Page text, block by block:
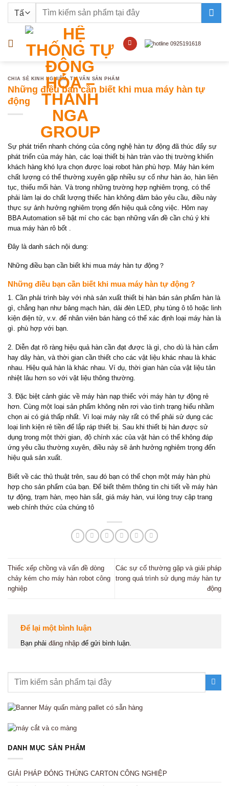
nội
Tìm
DANH MỤC SẢN PHẨM
GIẢI PHÁP ĐÓNG THÙNG CARTON CÔNG NGHIỆP
CHIA SẺ KINH NGHIỆM,TƯ VẤN SẢN PHẨM
Những điều bạn cần biết khi mua máy hàn tự
động
Sự phát triển nhanh chóng của công nghệ hàn tự động đã thúc đẩy sự
phát triển của máy hàn, các loại thiết bị hàn tràn vào thị trường khiến
khách hàng khó lựa chọn được loại robot hàn phù hợp. Máy hàn kém
chất lượng có thể thường xuyên gặp nhiều sự cố như hàn ảo, hàn liên
tục, thiếu mối hàn. Và trong những trường hợp nghiêm trọng, có thể
phải làm lại do chất lượng thiếc hàn không đảm bảo yêu cầu, điều này
thực sự ảnh hưởng nghiêm trọng đến hiệu quả công việc. Hôm nay
BBA Automation sẽ bật mí cho các bạn những vấn đề cần chú ý khi
mua máy hàn rô bốt .
Đây là danh sách nội dung:
Những điều bạn cần biết khi mua máy hàn tự động？
Những điều bạn cần biết khi mua máy hàn tự động？
1. Cần phải trình bày với nhà sản xuất thiết bị hàn bán sản phẩm hàn là
gì, chẳng hạn như bảng mạch hàn, dải đèn LED, phụ tùng ô tô hoặc linh
kiện điện tử, v.v. để nhân viên bán hàng có thể xác định loại máy hàn là
gì. phù hợp với bạn.
2. Diễn đạt rõ ràng hiệu quả hàn cần đạt được là gì, cho dù là hàn cắm
hay dây hàn, và thời gian cần thiết cho các vật liệu khác nhau là khác
nhau. Hiệu quả hàn là khác nhau. Ví dụ, thời gian hàn của vật liệu tản
nhiệt lâu hơn so với vật liệu thông thường.
3. Đặc biệt cảnh giác về máy hàn nạp thiếc với máy hàn tự động rẻ
hơn. Cùng một loại sản phẩm không nên rơi vào tình trạng hiểu nhầm
chọn ai có giá thấp nhất. Vì loại máy này rất có thể phải sử dụng các
loại linh kiện rẻ tiền để lắp ráp thiết bị. Sau khi thiết bị hàn được sử
dụng trong một thời gian, độ chính xác của vật hàn có thể không đáp
ứng yêu cầu thường xuyên, điều này sẽ ảnh hưởng nghiêm trọng đến
hiệu quả sản xuất.
Biết về các thủ thuật trên, sau đó bạn có thể chọn một máy hàn phù
hợp cho sản phẩm của bạn. Để biết thêm thông tin chi tiết về máy hàn
tự động, trạm hàn, mẹo hàn sắt, giá máy hàn, vui lòng truy cập trang
web chính thức của chúng tô
Thiếc xếp chồng và vấn đề dòng
chảy kém cho máy hàn robot công
nghiệp
Các sự cố thường gặp và giải pháp
trong quá trình sử dụng máy hàn tự
động
Để lại một bình luận
Bạn phải đăng nhập để gửi bình luận.